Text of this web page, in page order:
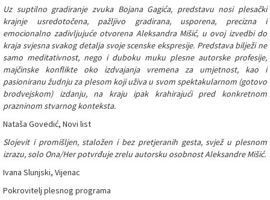
Uz suptilno gradiranje zvuka Bojana Gagića, predstavu nosi plesački
krajnje usredotočena, pažljivo gradirana, usporena, precizna i
emocionalno zadivljujuće otvorena Aleksandra Mišić, u ovoj izvedbi do
kraja svjesna svakog detalja svoje scenske ekspresije. Predstava bilježi ne
samo meditativnost, nego i duboku muku plesne autorske profesije,
majčinske konflikte oko izdvajanja vremena za umjetnost, kao i
pasioniranu žudnju za plesom koji uživa u svom spektakularnom (gotovo
brodvejskom) izdanju, na kraju ipak krahirajući pred konkretnom
prazninom stvarnog konteksta.
Nataša Govedić, Novi list
Slojevit i promišljen, staložen i bez pretjeranih gesta, svjež u plesnom
izrazu, solo Ona/Her potvrđuje zrelu autorsku osobnost Aleksandre Mišić.
Ivana Slunjski, Vijenac
Pokrovitelj plesnog programa